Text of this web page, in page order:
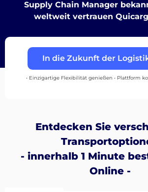
Supply Chain Manager
weltweit vertrauen
In die Zukunft der
• Einzigartige Flexibilität genießen • Plattform
Entdecken Sie
- innerhalb 1 Minute
Online -